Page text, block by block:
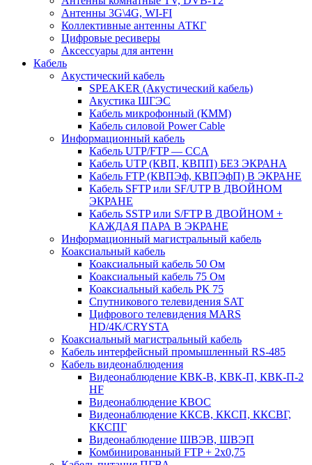
Антенны 3G\4G, WI-FI
Коллективные антенны АТКГ
Цифровые ресиверы
Аксессуары для антенн
Кабель
Акустический кабель
SPEAKER (Акустический кабель)
Акустика ШГЭС
Кабель микрофонный (КММ)
Кабель силовой Power Cable
Информационный кабель
Кабель UTP/FTP — CCA
Кабель UTP (КВП, КВПП) БЕЗ ЭКРАНА
Кабель FTP (КВПЭф, КВПЭфП) В ЭКРАНЕ
Кабель SFTP или SF/UTP В ДВОЙНОМ
ЭКРАНЕ
Кабель SSTP или S/FTP В ДВОЙНОМ +
КАЖДАЯ ПАРА В ЭКРАНЕ
Информационный магистральный кабель
Коаксиальный кабель
Коаксиальный кабель 50 Ом
Коаксиальный кабель 75 Ом
Коаксиальный кабель РК 75
Спутникового телевидения SAT
Цифрового телевидения MARS
HD/4K/CRYSTA
Коаксиальный магистральный кабель
Кабель интерфейсный промышленный RS-485
Кабель видеонаблюдения
Видеонаблюдение КВК-В, КВК-П, КВК-П-2
HF
Видеонаблюдение КВОС
Видеонаблюдение ККСВ, ККСП, ККСВГ,
ККСПГ
Видеонаблюдение ШВЭВ, ШВЭП
Комбинированный FTP + 2х0,75